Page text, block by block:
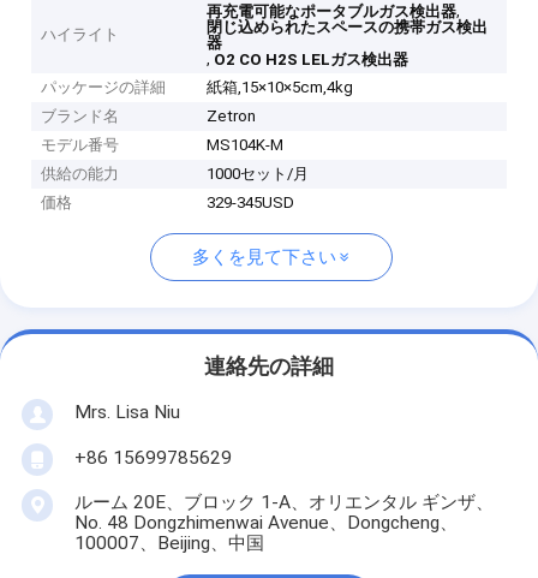
ハイライト
再充電可能なポータブルガス検出器,
閉じ込められたスペースの携帯ガス検出
器
, O2 CO H2S LELガス検出器
パッケージの詳細
紙箱,15×10×5cm,4kg
ブランド名
Zetron
モデル番号
MS104K-M
供給の能力
1000セット/月
価格
329-345USD
多くを見て下さい
連絡先の詳細
Mrs. Lisa Niu
+86 15699785629
ルーム 20E、ブロック 1-A、オリエンタル ギンザ、
No. 48 Dongzhimenwai Avenue、Dongcheng、
100007、Beijing、中国